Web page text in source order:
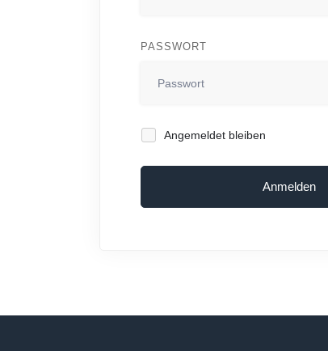
PASSWORT
Angemeldet bleiben
Anmelden